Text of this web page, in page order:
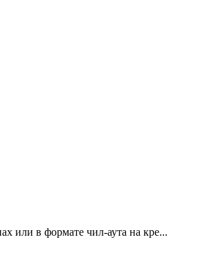
или в формате чил-аута на кре...